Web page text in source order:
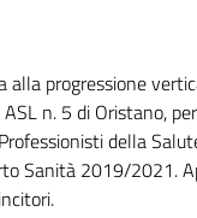
progressione
n. 5 di Oristano,
della
Sanità 2019/2021.